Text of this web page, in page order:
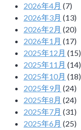
2026年4月 (7)
2026年3月 (13)
2026年2月 (20)
2026年1月 (17)
2025年12月 (15)
2025年11月 (14)
2025年10月 (18)
2025年9月 (24)
2025年8月 (24)
2025年7月 (31)
2025年6月 (25)